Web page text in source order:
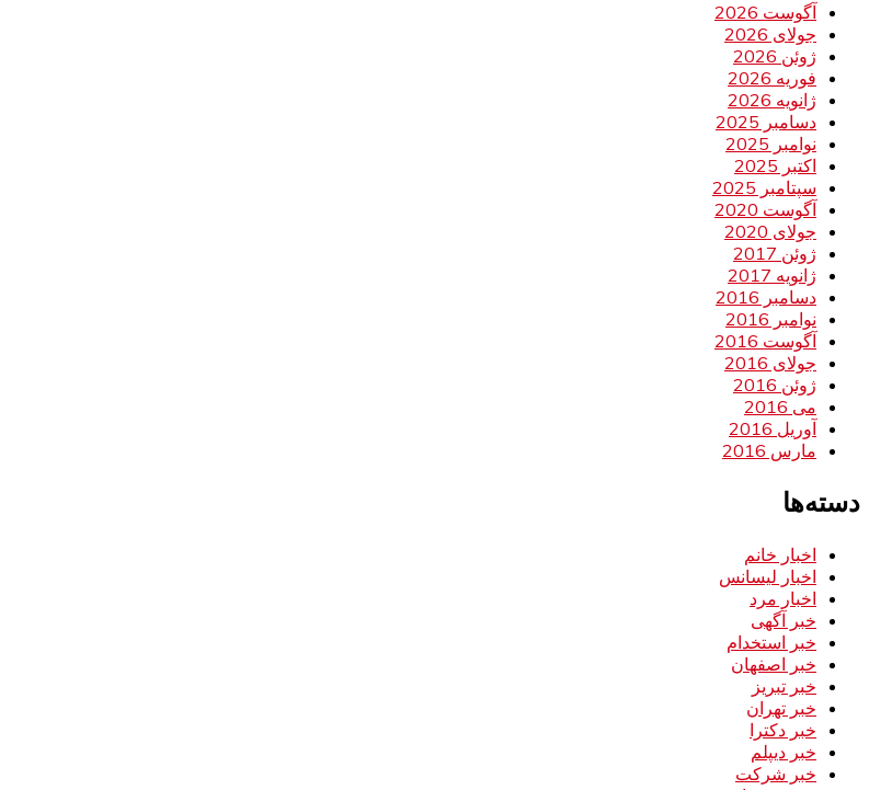
آگوست 2026
جولای 2026
ژوئن 2026
فوریه 2026
ژانویه 2026
دسامبر 2025
نوامبر 2025
اکتبر 2025
سپتامبر 2025
آگوست 2020
جولای 2020
ژوئن 2017
ژانویه 2017
دسامبر 2016
نوامبر 2016
آگوست 2016
جولای 2016
ژوئن 2016
می 2016
آوریل 2016
مارس 2016
دسته‌ها
اخبار خانم
اخبار لیسانس
اخبار مرد
خبر آگهی
خبر استخدام
خبر اصفهان
خبر تبریز
خبر تهران
خبر دکترا
خبر دیپلم
خبر شرکت